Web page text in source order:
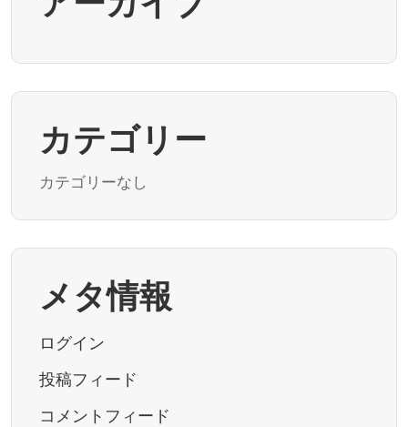
カテゴリー
カテゴリーなし
メタ情報
ログイン
投稿フィード
コメントフィード